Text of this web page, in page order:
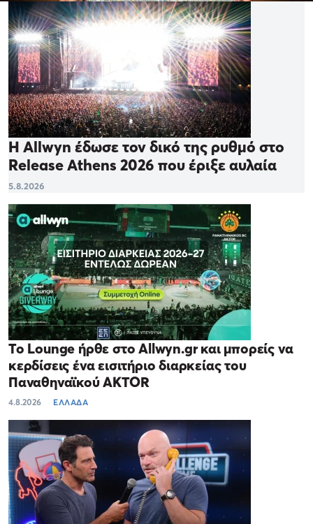
Η Allwyn έδωσε τον δικό της ρυθμό στο
Release Athens 2026 που έριξε αυλαία
5.8.2026
Το Lounge ήρθε στο Allwyn.gr και μπορείς να
κερδίσεις ένα εισιτήριο διαρκείας του
Παναθηναϊκού AKTOR
4.8.2026 ΕΛΛΑΔΑ